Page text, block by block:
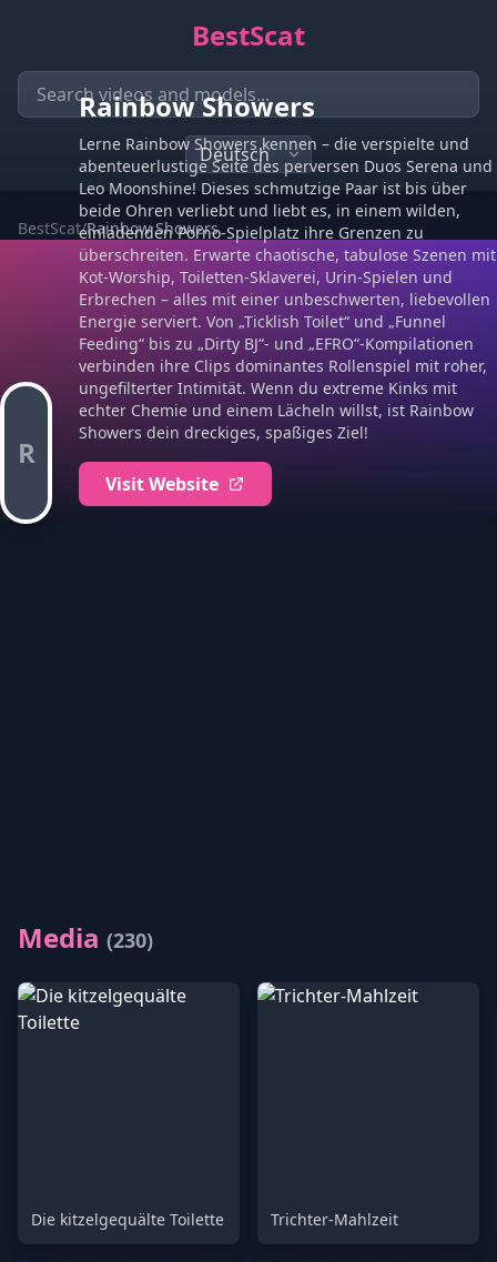
BestScat
BestScat/Rainbow Showers
R
Rainbow Showers
Lerne Rainbow Showers kennen – die verspielte und
abenteuerlustige Seite des perversen Duos Serena und
Leo Moonshine! Dieses schmutzige Paar ist bis über
beide Ohren verliebt und liebt es, in einem wilden,
einladenden Porno-Spielplatz ihre Grenzen zu
überschreiten. Erwarte chaotische, tabulose Szenen mit
Kot-Worship, Toiletten-Sklaverei, Urin-Spielen und
Erbrechen – alles mit einer unbeschwerten, liebevollen
Energie serviert. Von „Ticklish Toilet“ und „Funnel
Feeding“ bis zu „Dirty BJ“- und „EFRO“-Kompilationen
verbinden ihre Clips dominantes Rollenspiel mit roher,
ungefilterter Intimität. Wenn du extreme Kinks mit
echter Chemie und einem Lächeln willst, ist Rainbow
Showers dein dreckiges, spaßiges Ziel!
Visit Website
Media (230)
Die kitzelgequälte Toilette Trichter-Mahlzeit